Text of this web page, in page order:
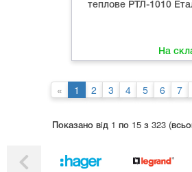
теплове РТЛ-1010
На
« 1 2 3 4 5 6 7
Показано вiд 1 по 15 з 323